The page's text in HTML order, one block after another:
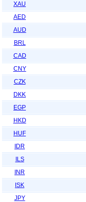
XAU
AED
AUD
BRL
CAD
CNY
CZK
DKK
EGP
HKD
HUF
IDR
ILS
INR
ISK
JPY